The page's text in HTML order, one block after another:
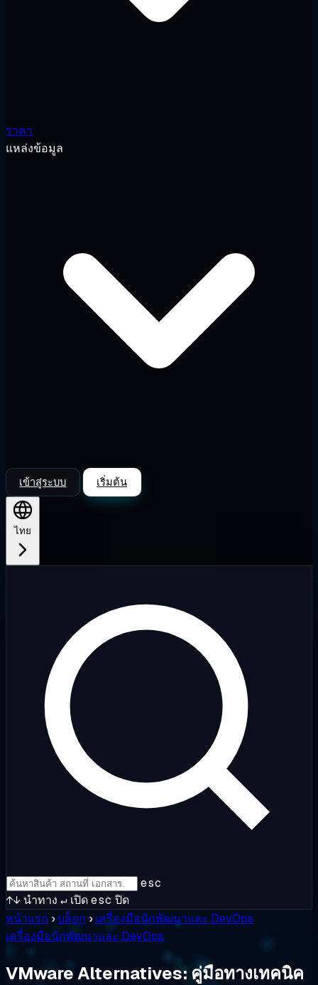
ราคา
แหล่งข้อมูล
เข้าสู่ระบบ เริ่มต้น
ไทย
esc
↑↓ นำทาง ↵ เปิดesc ปิด
หน้าแรก ›บล็อก › เครื่องมือนักพัฒนาและ DevOps
เครื่องมือนักพัฒนาและ DevOps
VMware Alternatives: คู่มือทางเทคนิค